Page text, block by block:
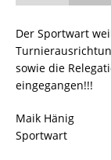
Der Sportwart
sowie die
eingegangen!!!
Maik Hänig
Sportwart